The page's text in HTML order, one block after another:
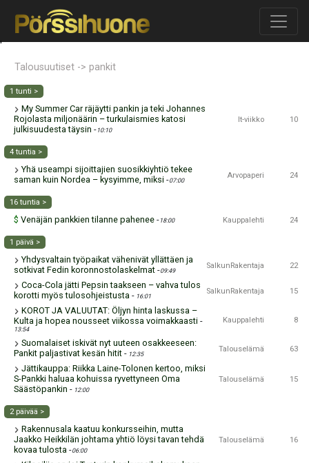
'
Talousuutiset -> pankit
1 tunti >
My Summer Car räjäytti pankin ja teki Johannes
Rojolasta miljonäärin – turkulaismies katosi
julkisuudesta täysin - 10:10
It-viikko 10
4 tuntia >
Yhä useampi sijoittajien suosikkiyhtiö tekee
saman kuin Nordea – kysyimme, miksi -07:00
Arvopaperi 24
16 tuntia >
$ Venäjän pankkien tilanne pahenee - 18:00 Kauppalehti 24
1 päivä >
Yhdysvaltain työpaikat vähenivät yllättäen ja
sotkivat Fedin koronnostolaskelmat -09:49
SalkunRakentaja 22
Coca-Cola jätti Pepsin taakseen – vahva tulos
korotti myös tulosohjeistusta - 16:01
SalkunRakentaja 15
KOROT JA VALUUTAT: Öljyn hinta laskussa –
Kulta ja hopea nousseet viikossa voimakkaasti -
13:54
Kauppalehti 8
Suomalaiset iskivät nyt uuteen osakkeeseen:
Pankit paljastivat kesän hitit - 12:35
Talouselämä 63
Jättikauppa: Riikka Laine-Tolonen kertoo, miksi
S-Pankki haluaa kohuissa ryvettyneen Oma
Säästöpankin - 12:00
Talouselämä 15
2 päivää >
Rakennusala kaatuu konkursseihin, mutta
Jaakko Heikkilän johtama yhtiö löysi tavan tehdä
kovaa tulosta -06:00
Talouselämä 16